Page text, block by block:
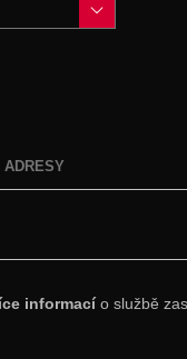
informacío službě